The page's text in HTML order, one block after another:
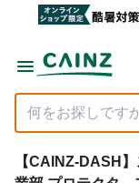
【CAINZ-DASH